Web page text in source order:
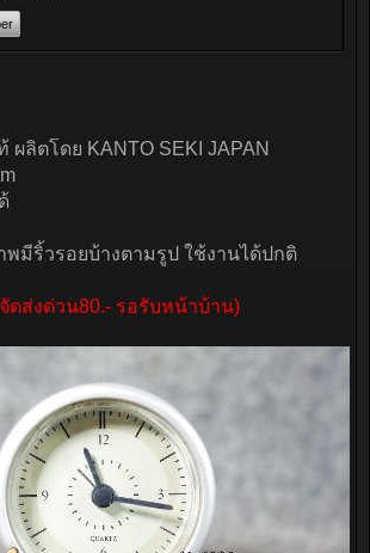
ผลิตโดย KANTO SEKI JAPAN
มีริ้วรอยบ้างตามรูป ใช้งานได้ปกติ
ดส่งด่วน80.- รอรับหน้าบ้าน)